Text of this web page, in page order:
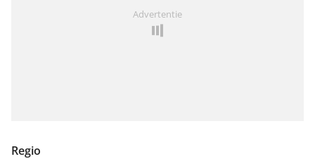
Advertentie
Regio